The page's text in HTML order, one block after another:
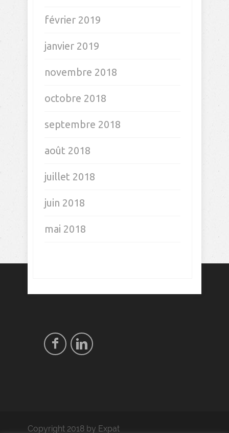
février 2019
janvier 2019
novembre 2018
octobre 2018
septembre 2018
août 2018
juillet 2018
juin 2018
mai 2018
Copyright 2018 by Expat